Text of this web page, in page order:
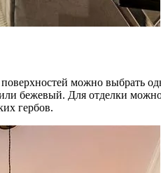
можно выбрать
бежевый. Для отделки
гербов.